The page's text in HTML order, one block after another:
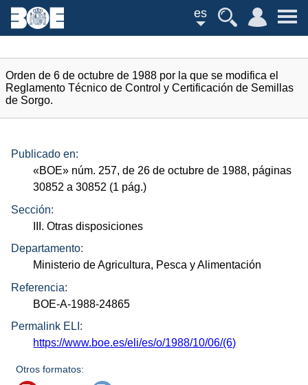
es
Orden de 6 de octubre de 1988 por la que se modifica el
Reglamento Técnico de Control y Certificación de Semillas
de Sorgo.
Publicado en:
«BOE» núm. 257, de 26 de octubre de 1988, páginas
30852 a 30852 (1 pág.)
Sección:
III. Otras disposiciones
Departamento:
Ministerio de Agricultura, Pesca y Alimentación
Referencia:
BOE-A-1988-24865
Permalink ELI:
https://www.boe.es/eli/es/o/1988/10/06/(6)
Otros formatos: